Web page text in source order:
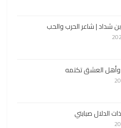
شداد | شاعر الحرب والحب
وأهل العشق تكتمه
الدلال صبابتي